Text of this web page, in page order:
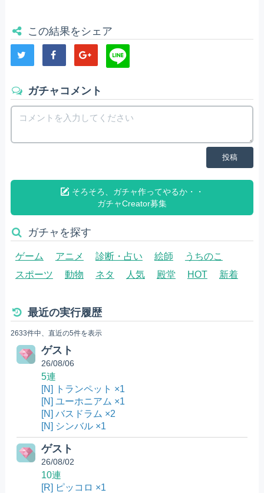
この結果をシェア
ガチャコメント
投稿
そろそろ、ガチャ作ってやるか・・
ガチャCreator募集
ガチャを探す
ゲーム アニメ 診断・占い 絵師
うちのこ
スポーツ
動物 ネタ 人気 殿堂 HOT 新着
最近の実行履歴
2633件中、直近の5件を表示
ゲスト
26/08/06
5連
[N] トランペット ×1
[N] ユーホニアム ×1
[N] バスドラム ×2
[N] シンバル ×1
ゲスト
26/08/02
10連
[R] ピッコロ ×1